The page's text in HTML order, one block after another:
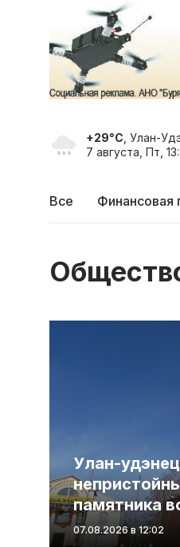
+29°C , Улан-
7 августа, Пт,
Все Финансовая
Улан-
памятника
07.08.2026 в 12:02